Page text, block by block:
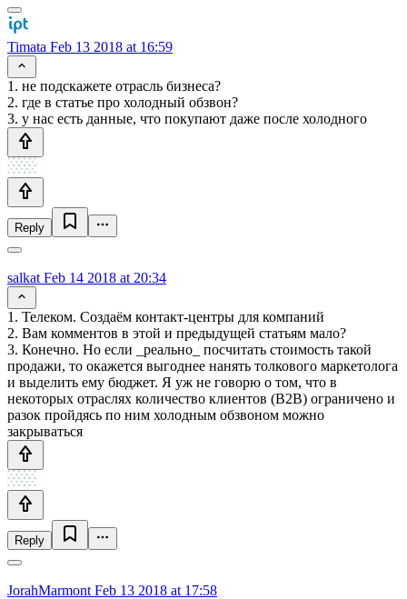
Timata Feb 13 2018 at 16:59
1. не подскажете отрасль бизнеса?
2. где в статье про холодный обзвон?
3. у нас есть данные, что покупают даже после холодного
Reply
salkat Feb 14 2018 at 20:34
1. Телеком. Создаём контакт-центры для компаний
2. Вам комментов в этой и предыдущей статьям мало?
3. Конечно. Но если _реально_ посчитать стоимость такой
продажи, то окажется выгоднее нанять толкового маркетолога
и выделить ему бюджет. Я уж не говорю о том, что в
некоторых отраслях количество клиентов (В2В) ограничено и
разок пройдясь по ним холодным обзвоном можно
закрываться
Reply
JorahMarmont Feb 13 2018 at 17:58